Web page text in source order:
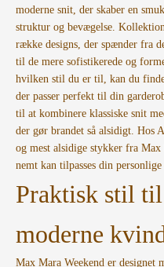
moderne snit, der skaber en
struktur og bevægelse.
række designs, der spænder fra
til de mere sofistikerede og
hvilken stil du er til, kan du finde
der passer perfekt til din
til at kombinere klassiske snit
der gør brandet så alsidigt. Hos
og mest alsidige stykker fra Max
nemt kan tilpasses din
Praktisk stil til
moderne
Max Mara Weekend er designet